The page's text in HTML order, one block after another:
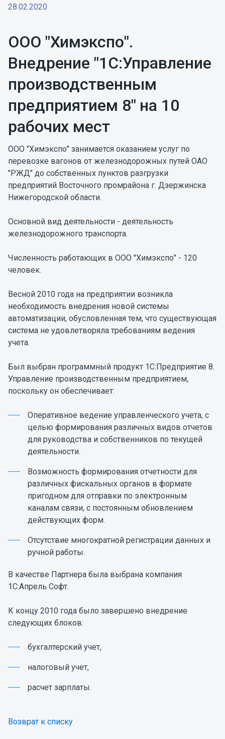
28.02.2020
ООО "Химэкспо".
Внедрение "1С:Управление
производственным
предприятием 8" на 10
рабочих мест
ООО "Химэкспо" занимается оказанием услуг по
перевозке вагонов от железнодорожных путей ОАО
"РЖД" до собственных пунктов разгрузки
предприятий Восточного промрайона г. Дзержинска
Нижегородской области.
Основной вид деятельности - деятельность
железнодорожного транспорта.
Численность работающих в ООО "Химэкспо" - 120
человек.
Весной 2010 года на предприятии возникла
необходимость внедрения новой системы
автоматизации, обусловленная тем, что существующая
система не удовлетворяла требованиям ведения
учета.
Был выбран программный продукт 1С:Предприятие 8.
Управление производственным предприятием,
поскольку он обеспечивает:
Оперативное ведение управленческого учета, с
целью формирования различных видов отчетов
для руководства и собственников по текущей
деятельности.
Возможность формирования отчетности для
различных фискальных органов в формате
пригодном для отправки по электронным
каналам связи, с постоянным обновлением
действующих форм.
Отсутствие многократной регистрации данных и
ручной работы.
В качестве Партнера была выбрана компания
1С:Апрель Софт.
К концу 2010 года было завершено внедрение
следующих блоков:
бухгалтерский учет,
налоговый учет,
расчет зарплаты.
Возврат к списку